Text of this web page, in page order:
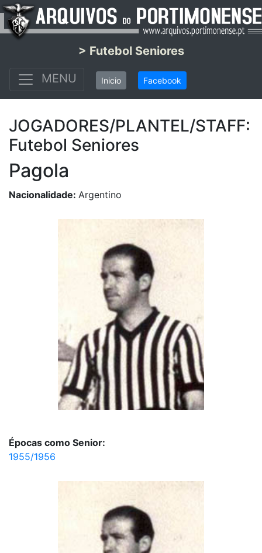
> Futebol Seniores
MENU
Inicio Facebook
JOGADORES/PLANTEL/STAFF:
Futebol Seniores
Pagola
Nacionalidade: Argentino
Épocas como Senior:
1955/1956